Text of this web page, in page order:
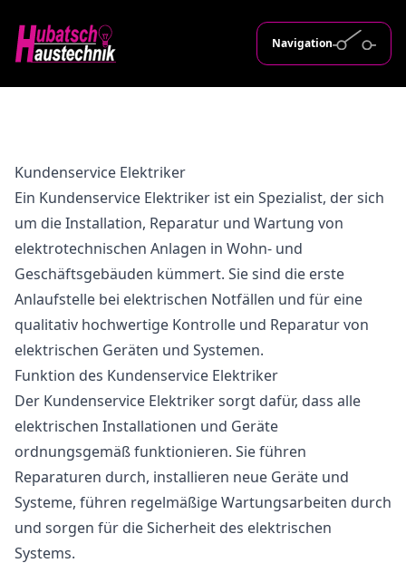
Navigation
Kundenservice Elektriker
Ein Kundenservice Elektriker ist ein Spezialist, der sich
um die Installation, Reparatur und Wartung von
elektrotechnischen Anlagen in Wohn- und
Geschäftsgebäuden kümmert. Sie sind die erste
Anlaufstelle bei elektrischen Notfällen und für eine
qualitativ hochwertige Kontrolle und Reparatur von
elektrischen Geräten und Systemen.
Funktion des Kundenservice Elektriker
Der Kundenservice Elektriker sorgt dafür, dass alle
elektrischen Installationen und Geräte
ordnungsgemäß funktionieren. Sie führen
Reparaturen durch, installieren neue Geräte und
Systeme, führen regelmäßige Wartungsarbeiten durch
und sorgen für die Sicherheit des elektrischen
Systems.